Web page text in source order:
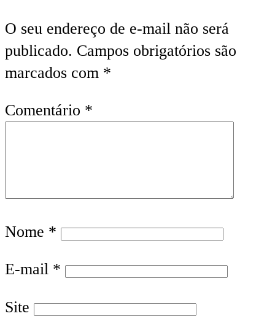
O seu endereço de e-mail não será
publicado. Campos obrigatórios são
marcados com *
Comentário *
Nome *
E-mail *
Site